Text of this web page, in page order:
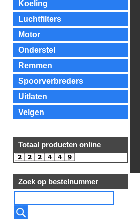
Koeling
Luchtfilters
Motor
Onderstel
Remmen
Spoorverbreders
Uitlaten
Velgen
Totaal producten online
Zoek op bestelnummer